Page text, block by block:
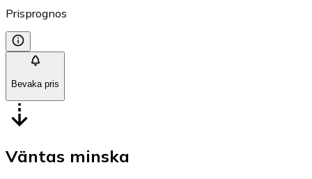
Prisprognos
Bevaka pris
Väntas minska